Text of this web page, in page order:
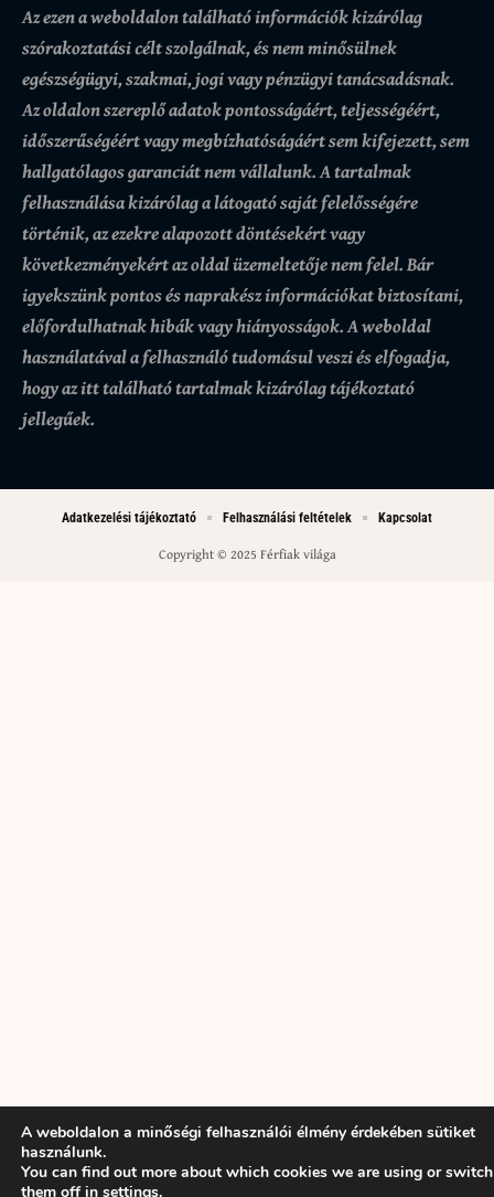
Az ezen a weboldalon található információk kizárólag
szórakoztatási célt szolgálnak, és nem minősülnek
egészségügyi, szakmai, jogi vagy pénzügyi tanácsadásnak.
Az oldalon szereplő adatok pontosságáért, teljességéért,
időszerűségéért vagy megbízhatóságáért sem kifejezett, sem
hallgatólagos garanciát nem vállalunk.A tartalmak
felhasználása kizárólag a látogató saját felelősségére
történik, az ezekre alapozott döntésekért vagy
következményekért az oldal üzemeltetője nem felel. Bár
igyekszünk pontos és naprakész információkat biztosítani,
előfordulhatnak hibák vagy hiányosságok.A weboldal
használatával a felhasználó tudomásul veszi és elfogadja,
hogy az itt található tartalmak kizárólag tájékoztató
jellegűek.
Copyright © 2025 Férfiak világa
Adatkezelési tájékoztató Felhasználási feltételek Kapcsolat
A weboldalon a minőségi felhasználói élmény érdekében sütiket
használunk.
You can find out more about which cookies we are using or switch
them off in settings.